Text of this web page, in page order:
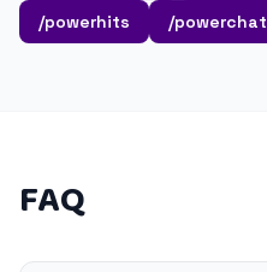
/powerhits
/powerchat
FAQ